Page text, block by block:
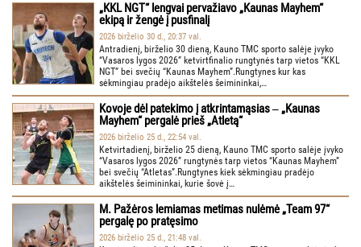
„KKL NGT“ lengvai pervažiavo „Kaunas Mayhem“
ekipą ir žengė į pusfinalį
2026 birželio 30 d., 20:37 val.
Antradienį, birželio 30 dieną, Kauno TMC sporto salėje įvyko
“Vasaros lygos 2026” ketvirtfinalio rungtynės tarp vietos “KKL
NGT” bei svečių “Kaunas Mayhem”.Rungtynes kur kas
sėkmingiau pradėjo aikštelės šeimininkai,…
Kovoje dėl patekimo į atkrintamąsias ‒ „Kaunas
Mayhem“ pergalė prieš „Atletą“
2026 birželio 25 d., 22:54 val.
Ketvirtadienį, birželio 25 dieną, Kauno TMC sporto salėje įvyko
“Vasaros lygos 2026” rungtynės tarp vietos “Kaunas Mayhem”
bei svečių “Atletas”.Rungtynes kiek sėkmingiau pradėjo
aikštelės šeimininkai, kurie šovė į…
M. Pažėros lemiamas metimas nulėmė „Team 97“
pergalę po pratęsimo
2026 birželio 25 d., 21:48 val.